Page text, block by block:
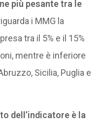
più pesante tra le
i MMG la
tra il 5% e il 15%
mentre è inferiore
Sicilia, Puglia e
dell’indicatore è la